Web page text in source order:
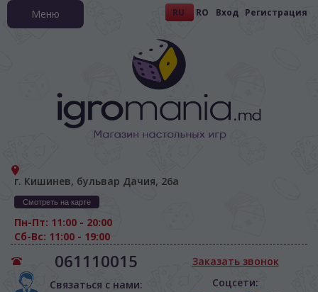
RU RO Вход Регистрация
г. Кишинев, бульвар Дачия, 26а
Смотреть на карте
Пн-Пт: 11:00 - 20:00
Сб-Вс: 11:00 - 19:00
061110015
Связаться с нами:
Заказать звонок
Соцсети:
Меню